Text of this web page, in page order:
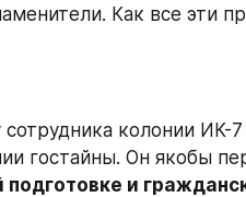
Как все эти
сотрудника колонии ИК-
и